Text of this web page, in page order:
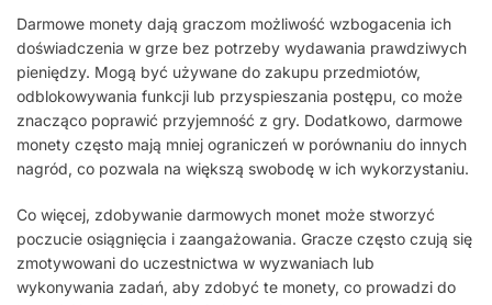
Darmowe monety dają graczom możliwość wzbogacenia ich
doświadczenia w grze bez potrzeby wydawania prawdziwych
pieniędzy. Mogą być używane do zakupu przedmiotów,
odblokowywania funkcji lub przyspieszania postępu, co może
znacząco poprawić przyjemność z gry. Dodatkowo, darmowe
monety często mają mniej ograniczeń w porównaniu do innych
nagród, co pozwala na większą swobodę w ich wykorzystaniu.
Co więcej, zdobywanie darmowych monet może stworzyć
poczucie osiągnięcia i zaangażowania. Gracze często czują się
zmotywowani do uczestnictwa w wyzwaniach lub
wykonywania zadań, aby zdobyć te monety, co prowadzi do